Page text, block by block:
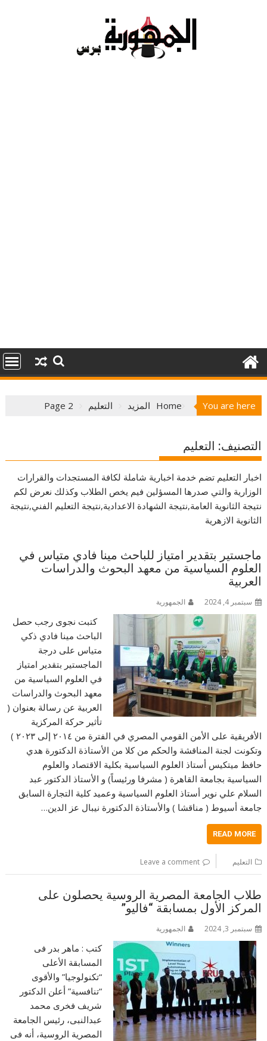
You are here
Home المزيد التعليم Page 2
التصنيف: التعليم
اخبار التعليم تضم خدمة اخبارية شاملة لكافة المستجدات والقرارات
الوزارية والتي صدرها المسؤلين فيم يخص الطلاب وكذلك نعرض لكم
نتيجة الثانوية العامة,نتيجة الشهادة الاعدادية,نتيجة التعليم الفني,نتيجة
الثانوية الازهرية
ماجستير بتقدير امتياز للباحث مينا فادي متياس في
العلوم السياسية من معهد البحوث والدراسات
العربية
سبتمبر 4, 2024 الجمهورية
كتبت نجوى رجب حصل
الباحث مينا فادي ذكي
متياس على درجة
الماجستير بتقدير امتياز
في العلوم السياسية من
معهد البحوث والدراسات
العربية عن رسالة بعنوان (
تأثير حركة المركزية
الأفريقية على الأمن القومي المصري في الفترة من ٢٠١٤ إلى ٢٠٢٣ )
وتكونت لجنة المناقشة والحكم من كلا من الأستاذة الدكتورة هدي
حافظ ميتكيس أستاذ العلوم السياسية بكلية الاقتصاد والعلوم
السياسية بجامعة القاهرة ( مشرفا ورئيساً) و الأستاذ الدكتور عبد
السلام علي نوير أستاذ العلوم السياسية وعميد كلية التجارة السابق
جامعة أسيوط ( مناقشا ) والأستاذة الدكتورة نيبال عز الدين…
READ MORE
التعليم Leave a comment
طلاب الجامعة المصرية الروسية يحصلون على
المركز الأول بمسابقة “فاليو”
سبتمبر 3, 2024 الجمهورية
كتب : ماهر بدر فى
المسابقة الأعلى
“تكنولوجيا” والأقوى
“تنافسية” أعلن الدكتور
شريف فخرى محمد
عبدالنبى، رئيس الجامعة
المصرية الروسية، أنه فى